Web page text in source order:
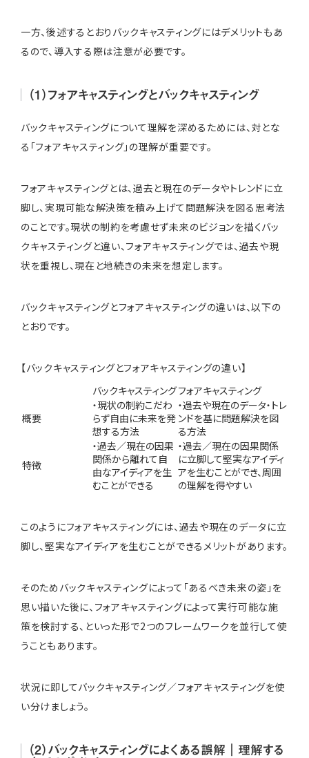
一方、後述するとおりバックキャスティングにはデメリットもあ
るので、導入する際は注意が必要です。
（1）フォアキャスティングとバックキャスティング
バックキャスティングについて理解を深めるためには、対とな
る「フォアキャスティング」の理解が重要です。
フォアキャスティングとは、過去と現在のデータやトレンドに立
脚し、実現可能な解決策を積み上げて問題解決を図る思考法
のことです。現状の制約を考慮せず未来のビジョンを描くバッ
クキャスティングと違い、フォアキャスティングでは、過去や現
状を重視し、現在と地続きの未来を想定します。
バックキャスティングとフォアキャスティングの違いは、以下の
とおりです。
【バックキャスティングとフォアキャスティングの違い】
バックキャスティングフォアキャスティング
概要
・現状の制約こだわ
らず自由に未来を発
想する方法
・過去や現在のデータ・トレ
ンドを基に問題解決を図
る方法
特徴
・過去／現在の因果
関係から離れて自
由なアイディアを生
むことができる
・過去／現在の因果関係
に立脚して堅実なアイディ
アを生むことができ、周囲
の理解を得やすい
このようにフォアキャスティングには、過去や現在のデータに立
脚し、堅実なアイディアを生むことができるメリットがあります。
そのためバックキャスティングによって「あるべき未来の姿」を
思い描いた後に、フォアキャスティングによって実行可能な施
策を検討する、といった形で2つのフレームワークを並行して使
うこともあります。
状況に即してバックキャスティング／フォアキャスティングを使
い分けましょう。
（2）バックキャスティングによくある誤解｜理解する